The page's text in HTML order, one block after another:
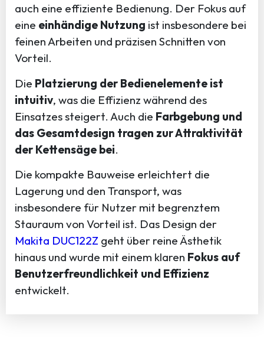
auch eine effiziente Bedienung. Der Fokus auf
eine einhändige Nutzung ist insbesondere bei
feinen Arbeiten und präzisen Schnitten von
Vorteil.
Die Platzierung der Bedienelemente ist
intuitiv, was die Effizienz während des
Einsatzes steigert. Auch die Farbgebung und
das Gesamtdesign tragen zur Attraktivität
der Kettensäge bei.
Die kompakte Bauweise erleichtert die
Lagerung und den Transport, was
insbesondere für Nutzer mit begrenztem
Stauraum von Vorteil ist. Das Design der
Makita DUC122Z geht über reine Ästhetik
hinaus und wurde mit einem klaren Fokus auf
Benutzerfreundlichkeit und Effizienz
entwickelt.